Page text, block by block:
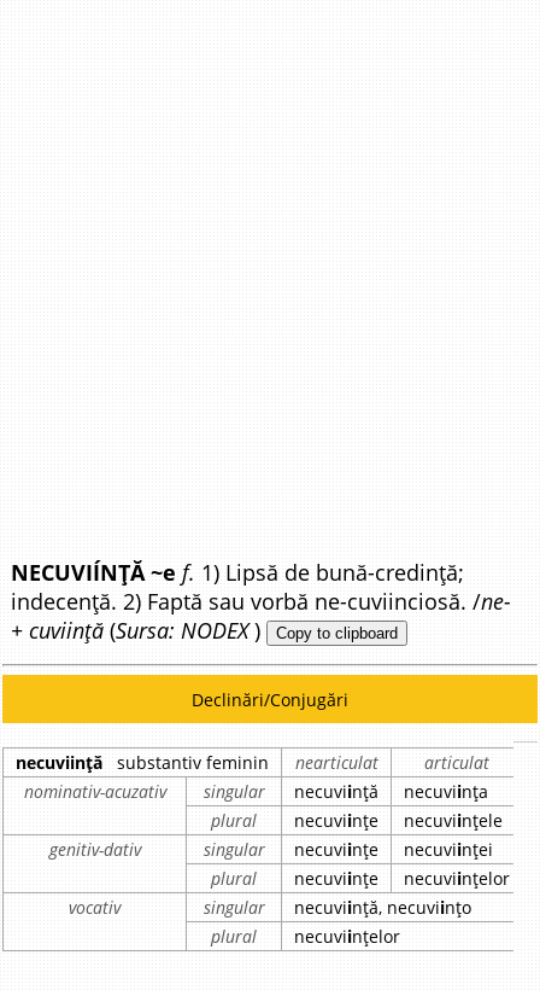
NECUVIÍNȚĂ ~e f. 1) Lipsă de bună-credință;
indecență. 2) Faptă sau vorbă ne-cuviinciosă. /ne-
+ cuviință (Sursa: NODEX) Copy to clipboard
Declinări/Conjugări
necuviință substantiv feminin nearticulat
articulat
nominativ-acuzativ
singular necuviință necuviința
plural
necuviințe necuviințele
genitiv-dativ
singular necuviințe necuviinței
plural
necuviințe necuviințelor
vocativ
singular necuviință, necuviințo
plural
necuviințelor